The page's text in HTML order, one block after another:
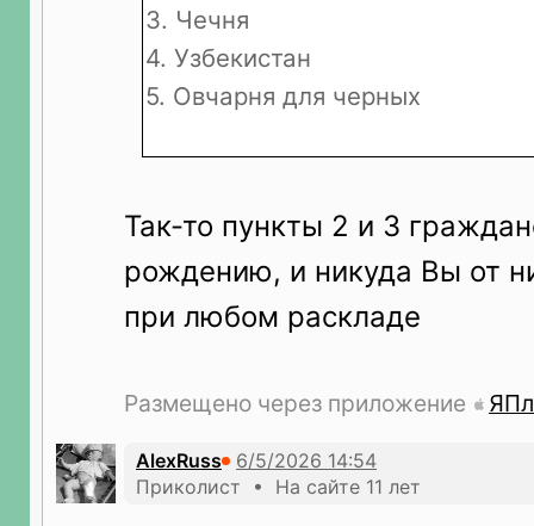
3. Чечня
4. Узбекистан
5. Овчарня для черных
Так-то пункты 2 и 3
рождению, и никуда Вы от
при любом раскладе
Размещено через приложение
AlexRuss
Приколист • На сайте 11 лет